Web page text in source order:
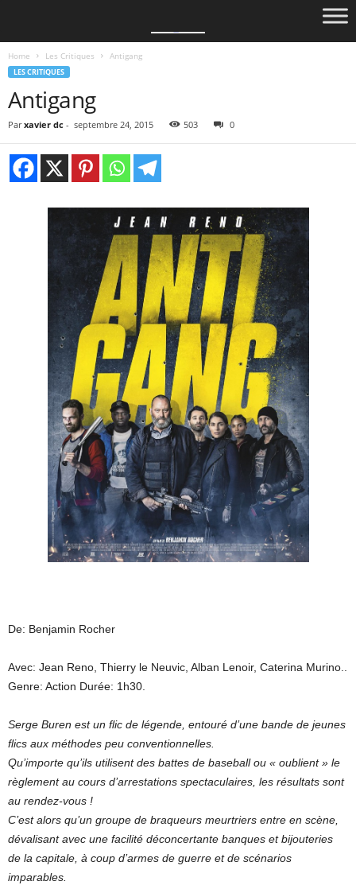
Home Les Critiques Antigang
LES CRITIQUES
Antigang
Par xavier dc - septembre 24, 2015 503 0
De: Benjamin Rocher
Avec: Jean Reno, Thierry le Neuvic, Alban Lenoir, Caterina Murino..
Genre: Action Durée: 1h30.
Serge Buren est un flic de légende, entouré d’une bande de jeunes
flics aux méthodes peu conventionnelles.
Qu’importe qu’ils utilisent des battes de baseball ou « oublient » le
règlement au cours d’arrestations spectaculaires, les résultats sont
au rendez-vous !
C’est alors qu’un groupe de braqueurs meurtriers entre en scène,
dévalisant avec une facilité déconcertante banques et bijouteries
de la capitale, à coup d’armes de guerre et de scénarios
imparables.